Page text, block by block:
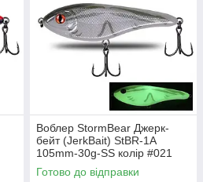
Воблер StormBear Джерк-
бейт (JerkBait) StBR-1A
105mm-30g-SS колір #021
Готово до відправки